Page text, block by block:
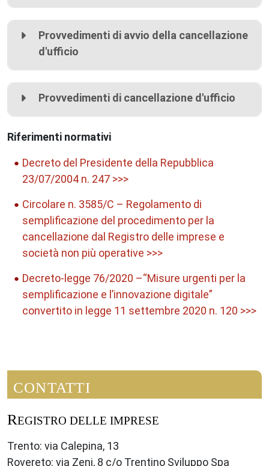
Provvedimenti di avvio della cancellazione
d'ufficio
Provvedimenti di cancellazione d'ufficio
Riferimenti normativi
Decreto del Presidente della Repubblica
23/07/2004 n. 247 >>>
Circolare n. 3585/C – Regolamento di
semplificazione del procedimento per la
cancellazione dal Registro delle imprese e
società non più operative >>>
Decreto-legge 76/2020 –“Misure urgenti per la
semplificazione e l’innovazione digitale”
convertito in legge 11 settembre 2020 n. 120 >>>
CONTATTI
REGISTRO DELLE IMPRESE
Trento: via Calepina, 13
Rovereto: via Zeni, 8 c/o Trentino Sviluppo Spa